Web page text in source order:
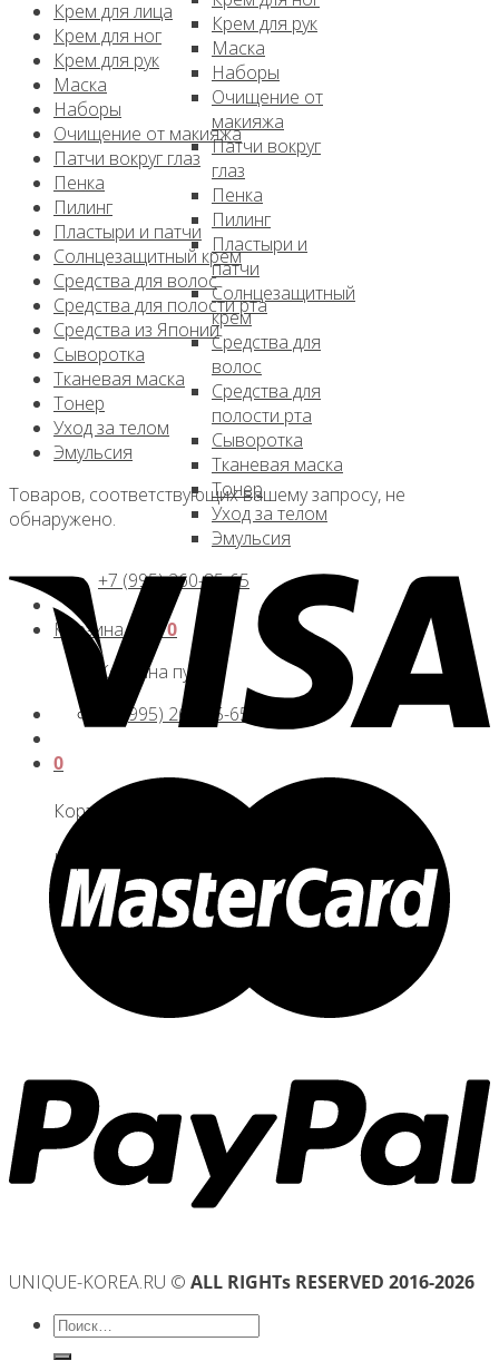
Крем для рук
Маска
Наборы
Очищение от
макияжа
Патчи вокруг
глаз
Пенка
Пилинг
Пластыри и
патчи
Солнцезащитный
крем
Средства для
волос
Средства для
полости рта
Сыворотка
Тканевая маска
Тонер
Уход за телом
Эмульсия
+7 (995) 260-85-65
Корзина /
0
Корзина пуста.
+7 (995) 260-85-65
0
Корзина
Корзина пуста.
Крем для лица
Крем для ног
Крем для рук
Маска
Наборы
Очищение от макияжа
Патчи вокруг глаз
Пенка
Пилинг
Пластыри и патчи
Солнцезащитный крем
Средства для волос
Средства для полости рта
Средства из Японии
Сыворотка
Тканевая маска
Тонер
Уход за телом
Эмульсия
Товаров, соответствующих вашему запросу, не
обнаружено.
UNIQUE-KOREA.RU © ALL RIGHTs RESERVED 2016-2026
Искать: